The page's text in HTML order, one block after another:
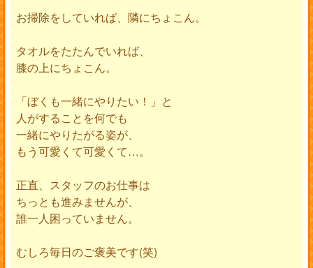
お掃除をしていれば、隣にちょこん。
タオルをたたんでいれば、
膝の上にちょこん。
「ぼくも一緒にやりたい！」と
人がすることを何でも
一緒にやりたがる姿が、
もう可愛くて可愛くて…。
正直、スタッフのお仕事は
ちっとも進みませんが、
誰一人困っていません。
むしろ毎日のご褒美です(笑)